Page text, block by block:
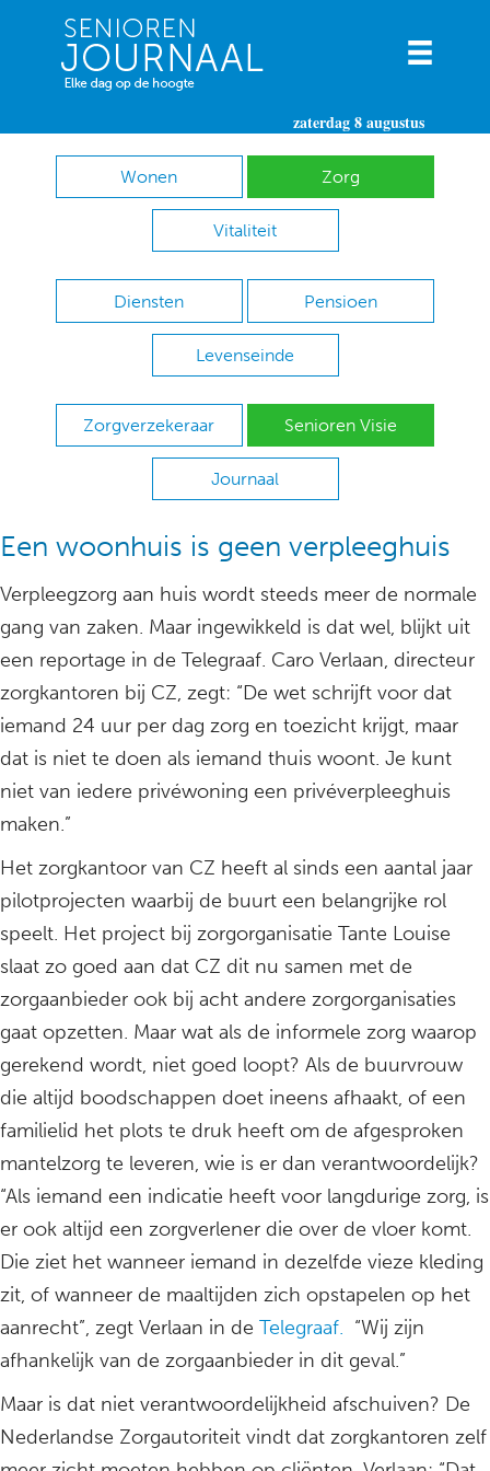
zaterdag 8 augustus
Wonen Zorg
Vitaliteit
Diensten Pensioen
Levenseinde
Zorgverzekeraar Senioren Visie
Journaal
Een woonhuis is geen verpleeghuis
Verpleegzorg aan huis wordt steeds meer de normale
gang van zaken. Maar ingewikkeld is dat wel, blijkt uit
een reportage in de Telegraaf. Caro Verlaan, directeur
zorgkantoren bij CZ, zegt: “De wet schrijft voor dat
iemand 24 uur per dag zorg en toezicht krijgt, maar
dat is niet te doen als iemand thuis woont. Je kunt
niet van iedere privéwoning een privéverpleeghuis
maken.”
Het zorgkantoor van CZ heeft al sinds een aantal jaar
pilotprojecten waarbij de buurt een belangrijke rol
speelt. Het project bij zorgorganisatie Tante Louise
slaat zo goed aan dat CZ dit nu samen met de
zorgaanbieder ook bij acht andere zorgorganisaties
gaat opzetten. Maar wat als de informele zorg waarop
gerekend wordt, niet goed loopt? Als de buurvrouw
die altijd boodschappen doet ineens afhaakt, of een
familielid het plots te druk heeft om de afgesproken
mantelzorg te leveren, wie is er dan verantwoordelijk?
“Als iemand een indicatie heeft voor langdurige zorg, is
er ook altijd een zorgverlener die over de vloer komt.
Die ziet het wanneer iemand in dezelfde vieze kleding
zit, of wanneer de maaltijden zich opstapelen op het
aanrecht”, zegt Verlaan in de Telegraaf. “Wij zijn
afhankelijk van de zorgaanbieder in dit geval.”
Maar is dat niet verantwoordelijkheid afschuiven? De
Nederlandse Zorgautoriteit vindt dat zorgkantoren zelf